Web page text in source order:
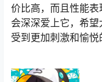
价比高，而且性能
会深深爱上它，希
受到更加刺激和愉悦